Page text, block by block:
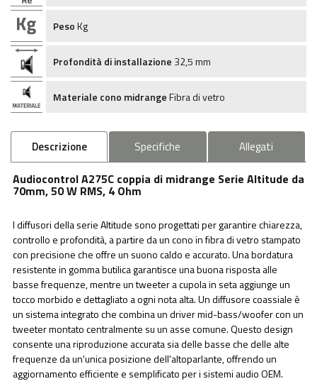
PesoKg
Profondità di installazione 32,5 mm
Materiale cono midrangeFibra di vetro
Descrizione Specifiche Allegati
Audiocontrol A275C coppia di midrange Serie Altitude da
70mm, 50 W RMS, 4 Ohm
I diffusori della serie Altitude sono progettati per garantire chiarezza,
controllo e profondità, a partire da un cono in fibra di vetro stampato
con precisione che offre un suono caldo e accurato. Una bordatura
resistente in gomma butilica garantisce una buona risposta alle
basse frequenze, mentre un tweeter a cupola in seta aggiunge un
tocco morbido e dettagliato a ogni nota alta. Un diffusore coassiale è
un sistema integrato che combina un driver mid-bass/woofer con un
tweeter montato centralmente su un asse comune. Questo design
consente una riproduzione accurata sia delle basse che delle alte
frequenze da un'unica posizione dell'altoparlante, offrendo un
aggiornamento efficiente e semplificato per i sistemi audio OEM.